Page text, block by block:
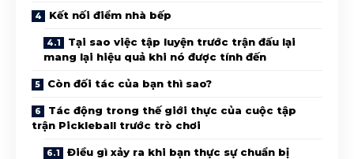
Kết nối điểm nhà bếp
Tại sao việc tập luyện trước trận đấu lại
mang lại hiệu quả khi nó được tính đến
Còn đối tác của bạn thì sao?
Tác động trong thế giới thực của cuộc tập
trận Pickleball trước trò chơi
Điều gì xảy ra khi bạn thực sự chuẩn bị